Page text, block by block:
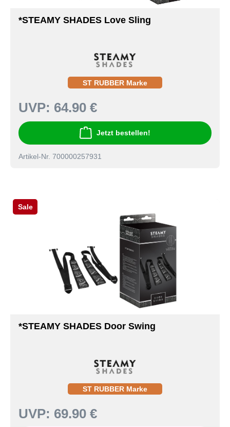
*STEAMY SHADES Love Sling
ST RUBBER Marke
UVP: 64.90 €
Jetzt bestellen!
Artikel-Nr. 700000257931
Sale
*STEAMY SHADES Door Swing
ST RUBBER Marke
UVP: 69.90 €